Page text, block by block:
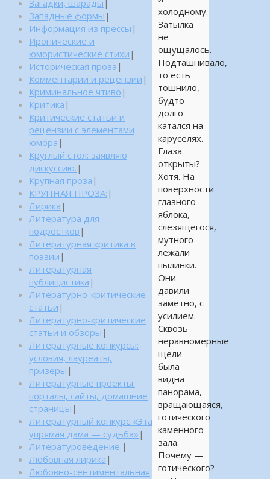
холодному.
Затылка
не
ощущалось.
Подташнивало,
то есть
тошнило,
будто
долго
катался на
каруселях.
Глаза
открыты?
Хотя. На
поверхности
глазного
яблока,
слезящегося,
мутного
лежали
пылинки.
Они
давили
заметно, с
усилием.
Сквозь
неравномерные
щели
была
видна
панорама,
вращающаяся,
готического
каменного
зала.
Почему —
готического?
Загадки, шарады |
Западные формы |
Информация из прессы |
Иронические и
юмористические стихи |
Историческая проза |
Комментарии и рецензии |
Криминальное чтиво |
Критика |
Критические статьи и
рецензии с элементами
юмора |
Круглый стол: заявляю
дискуссию. |
Крупная проза |
КРУПНАЯ ПРОЗА: |
Лирика |
Литература для
подростков |
Литературная критика в
поэзии |
Литературная
публицистика |
Литературно-критические
статьи |
Литературно-критические
статьи и обзоры |
Литературные конкурсы:
условия, лауреаты,
призеры |
Литературные проекты:
порталы, сайты, домашние
страницы |
Литературный конкурс «Эта
упрямая дама — судьба» |
Литературоведение. |
Любовная лирика |
Любовно-сентиментальная